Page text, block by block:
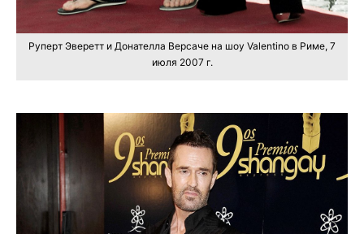
Руперт Эверетт и Донателла Версаче на шоу Valentino в Риме, 7
июля 2007 г.